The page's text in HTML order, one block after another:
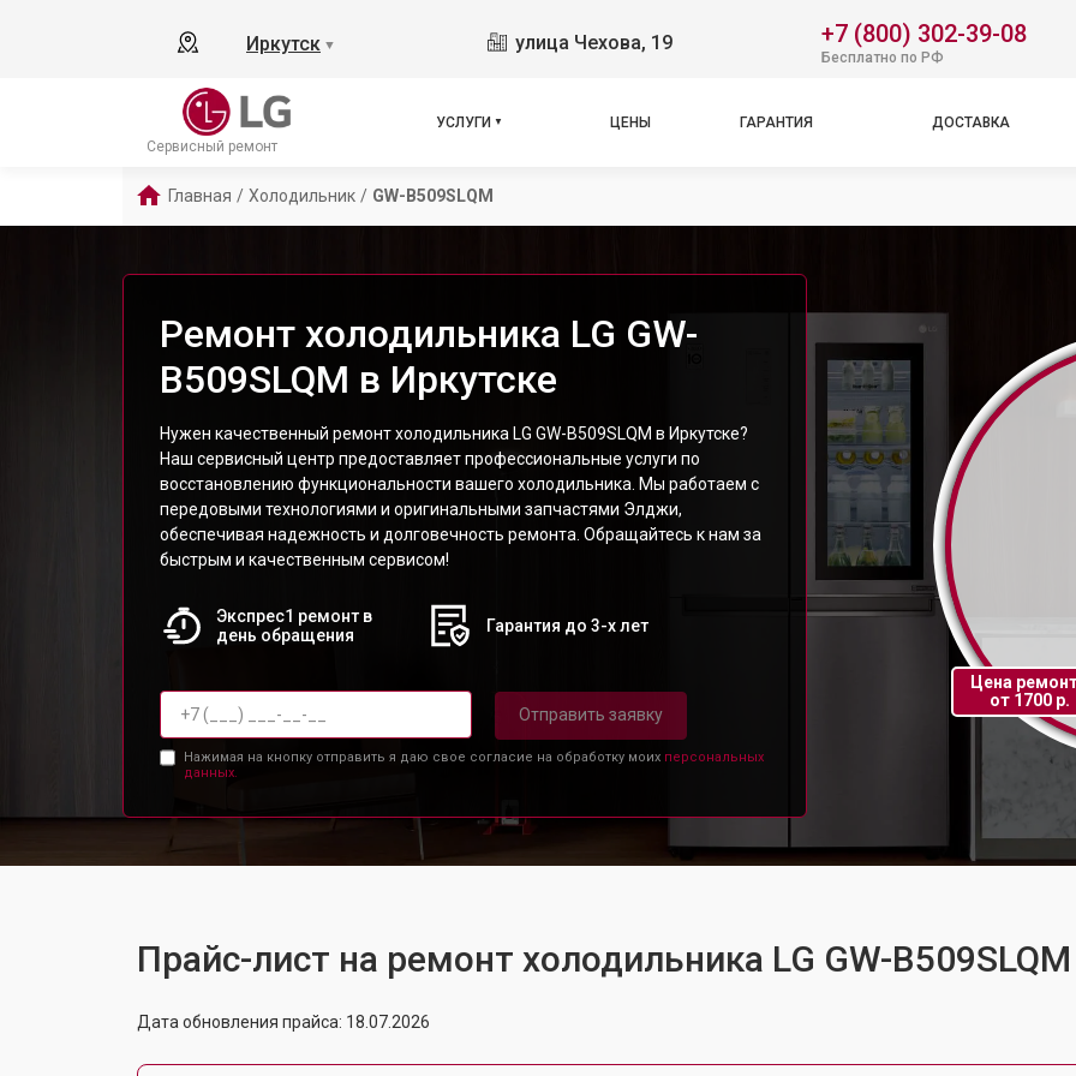
Иркутск ▼ улица Чехова, 19 +7 (800) 302-39-08
Бесплатно по РФ
Сервисный ремонт
УСЛУГИ ЦЕНЫ ГАРАНТИЯ ДОСТАВКА
Главная / Холодильник / GW-B509SLQM
Ремонт холодильника LG GW-
B509SLQM в Иркутске
Нужен качественный ремонт холодильника LG GW-B509SLQM в Иркутске?
Наш сервисный центр предоставляет профессиональные услуги по
восстановлению функциональности вашего холодильника. Мы работаем с
передовыми технологиями и оригинальными запчастями Элджи,
обеспечивая надежность и долговечность ремонта. Обращайтесь к нам за
быстрым и качественным сервисом!
Экспрес1 ремонт в
день обращения
Гарантия до 3-х лет
Отправить заявку
Нажимая на кнопку отправить я даю свое согласие на обработку моих персональных
данных.
Цена
от 1700 р.
Прайс-лист на ремонт холодильника LG GW-B509SLQM
Дата обновления прайса: 18.07.2026